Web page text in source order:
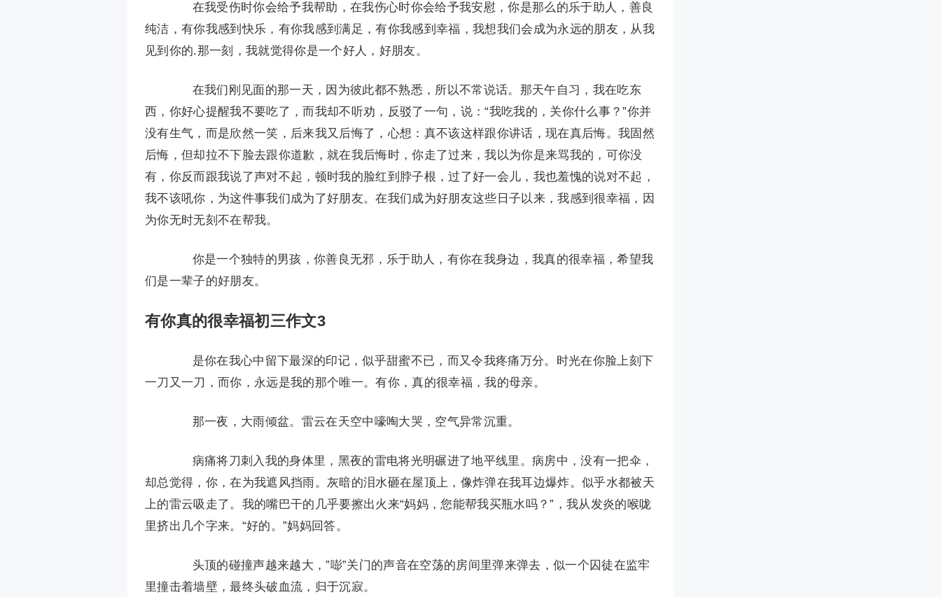
在我受伤时你会给予我帮助，在我伤心时你会给予我安慰，你是那么的乐于助人，善良
纯洁，有你我感到快乐，有你我感到满足，有你我感到幸福，我想我们会成为永远的朋友，从我
见到你的.那一刻，我就觉得你是一个好人，好朋友。
在我们刚见面的那一天，因为彼此都不熟悉，所以不常说话。那天午自习，我在吃东
西，你好心提醒我不要吃了，而我却不听劝，反驳了一句，说：“我吃我的，关你什么事？”你并
没有生气，而是欣然一笑，后来我又后悔了，心想：真不该这样跟你讲话，现在真后悔。我固然
后悔，但却拉不下脸去跟你道歉，就在我后悔时，你走了过来，我以为你是来骂我的，可你没
有，你反而跟我说了声对不起，顿时我的脸红到脖子根，过了好一会儿，我也羞愧的说对不起，
我不该吼你，为这件事我们成为了好朋友。在我们成为好朋友这些日子以来，我感到很幸福，因
为你无时无刻不在帮我。
你是一个独特的男孩，你善良无邪，乐于助人，有你在我身边，我真的很幸福，希望我
们是一辈子的好朋友。
有你真的很幸福初三作文3
是你在我心中留下最深的印记，似乎甜蜜不已，而又令我疼痛万分。时光在你脸上刻下
一刀又一刀，而你，永远是我的那个唯一。有你，真的很幸福，我的母亲。
那一夜，大雨倾盆。雷云在天空中嚎啕大哭，空气异常沉重。
病痛将刀刺入我的身体里，黑夜的雷电将光明碾进了地平线里。病房中，没有一把伞，
却总觉得，你，在为我遮风挡雨。灰暗的泪水砸在屋顶上，像炸弹在我耳边爆炸。似乎水都被天
上的雷云吸走了。我的嘴巴干的几乎要擦出火来“妈妈，您能帮我买瓶水吗？”，我从发炎的喉咙
里挤出几个字来。“好的。”妈妈回答。
头顶的碰撞声越来越大，”嘭”关门的声音在空荡的房间里弹来弹去，似一个囚徒在监牢
里撞击着墙壁，最终头破血流，归于沉寂。